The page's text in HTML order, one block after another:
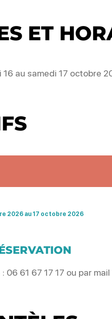
ET
16 au samedi 17 octobre
2026 au 17 octobre 2026
06 61 67 17 17 ou par